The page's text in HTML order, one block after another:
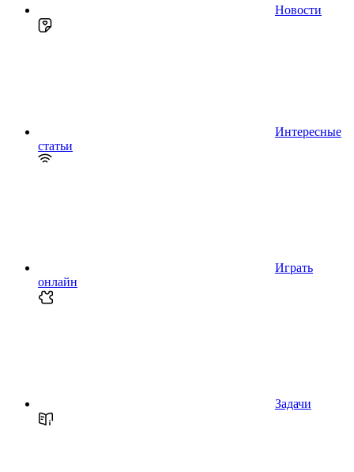
Новости
Интересные
статьи
Играть
онлайн
Задачи